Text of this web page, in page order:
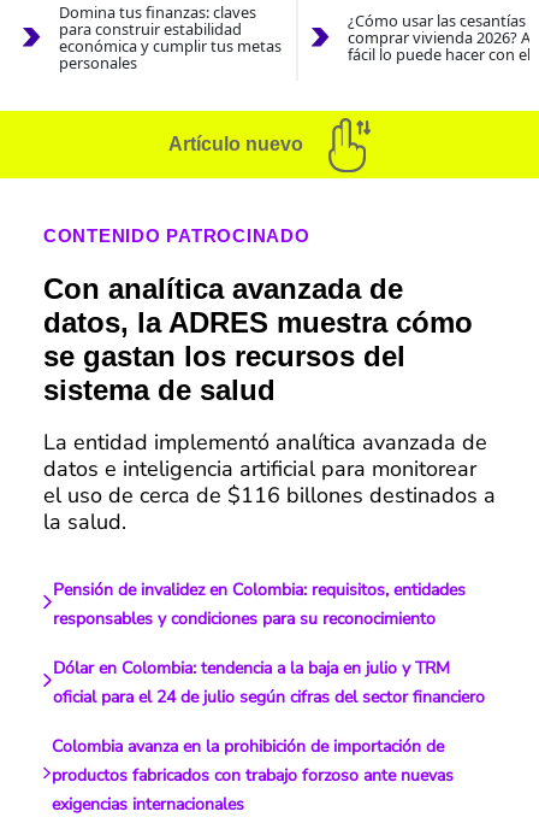
Domina tus finanzas: claves
para construir estabilidad
económica y cumplir tus metas
personales
¿Cómo usar las cesantías
comprar vivienda 2026?
fácil lo puede hacer con el
Artículo nuevo
CONTENIDO PATROCINADO
Con analítica avanzada de
datos, la ADRES muestra cómo
se gastan los recursos del
sistema de salud
La entidad implementó analítica avanzada de
datos e inteligencia artificial para monitorear
el uso de cerca de $116 billones destinados a
la salud.
Pensión de invalidez en Colombia: requisitos, entidades
responsables y condiciones para su reconocimiento
Dólar en Colombia: tendencia a la baja en julio y TRM
oficial para el 24 de julio según cifras del sector financiero
Colombia avanza en la prohibición de importación de
productos fabricados con trabajo forzoso ante nuevas
exigencias internacionales